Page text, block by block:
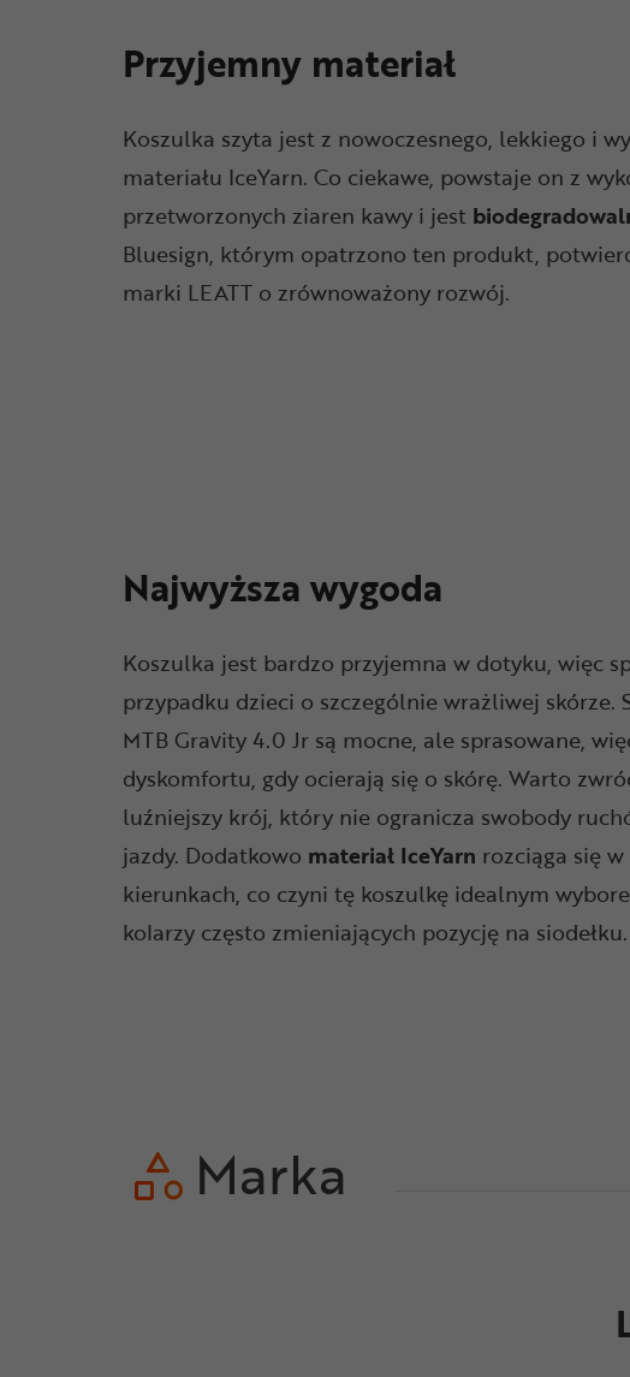
Przyjemny materiał
Koszulka szyta jest z nowoczesnego, lekkiego i
materiału IceYarn. Co ciekawe, powstaje on z
przetworzonych ziaren kawy i jest
Bluesign, którym opatrzono ten produkt,
marki LEATT o zrównoważony rozwój.
Najwyższa wygoda
Koszulka jest bardzo przyjemna w dotyku, więc
przypadku dzieci o szczególnie wrażliwej skórze.
MTB Gravity 4.0 Jr są mocne, ale sprasowane,
dyskomfortu, gdy ocierają się o skórę. Warto
luźniejszy krój, który nie ogranicza swobody
jazdy. Dodatkowo materiał IceYarn rozciąga się
kierunkach, co czyni tę koszulkę idealnym
kolarzy często zmieniających pozycję na siodełku.
Marka